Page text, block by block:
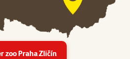
zoo Praha Zličín